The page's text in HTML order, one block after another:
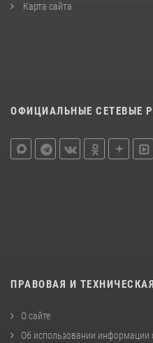
Карта сайта
ОФИЦИАЛЬНЫЕ СЕТЕВЫЕ
ПРАВОВАЯ И
О сайте
Об использовании информации